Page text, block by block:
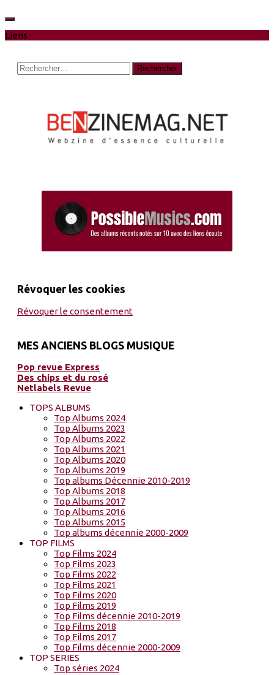
Liens
Rechercher :
Révoquer les cookies
Révoquer le consentement
MES ANCIENS BLOGS MUSIQUE
Pop revue Express
Des chips et du rosé
Netlabels Revue
TOPS ALBUMS
Top Albums 2024
Top Albums 2023
Top Albums 2022
Top Albums 2021
Top Albums 2020
Top Albums 2019
Top albums Décennie 2010-2019
Top Albums 2018
Top Albums 2017
Top Albums 2016
Top Albums 2015
Top albums décennie 2000-2009
TOP FILMS
Top Films 2024
Top Films 2023
Top Films 2022
Top Films 2021
Top Films 2020
Top Films 2019
Top Films décennie 2010-2019
Top Films 2018
Top Films 2017
Top Films décennie 2000-2009
TOP SERIES
Top séries 2024